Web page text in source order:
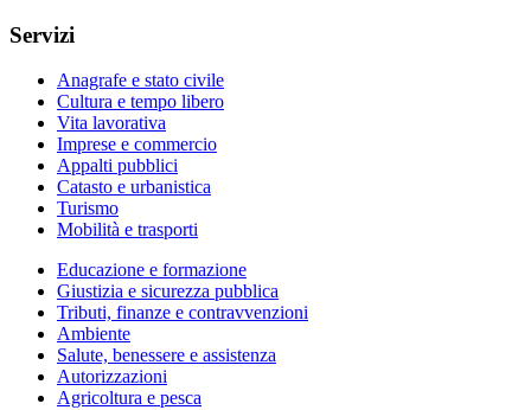
Servizi
Anagrafe e stato civile
Cultura e tempo libero
Vita lavorativa
Imprese e commercio
Appalti pubblici
Catasto e urbanistica
Turismo
Mobilità e trasporti
Educazione e formazione
Giustizia e sicurezza pubblica
Tributi, finanze e contravvenzioni
Ambiente
Salute, benessere e assistenza
Autorizzazioni
Agricoltura e pesca